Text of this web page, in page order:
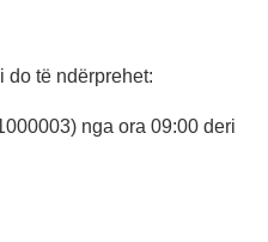
do të ndërprehet:
nga ora 09:00 deri